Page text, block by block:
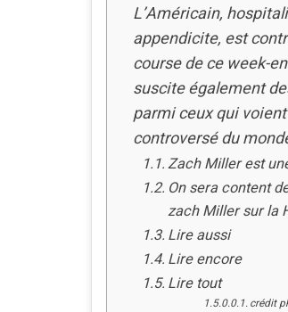
L’Américain,
appendicite, est
course de ce week-
suscite également
parmi ceux qui
controversé du
Zach Miller est
On sera content
zach Miller sur la
Lire aussi
Lire encore
Lire tout
crédit